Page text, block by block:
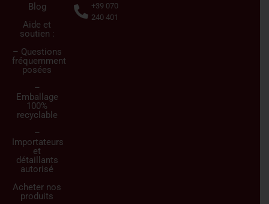
Blog
Aide et
soutien :
– Questions
fréquemment
posées
–
Emballage
100%
recyclable
–
Importateurs
et
détaillants
autorisé
Acheter nos
produits
+39 070
240 401